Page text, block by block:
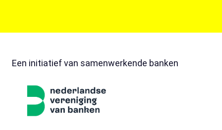
Een initiatief van samenwerkende banken